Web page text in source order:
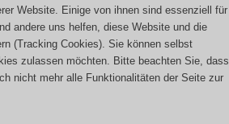
Website. Einige von ihnen sind essenziell für
andere uns helfen, diese Website und die
(Tracking Cookies). Sie können selbst
zulassen möchten. Bitte beachten Sie, dass
nicht mehr alle Funktionalitäten der Seite zur